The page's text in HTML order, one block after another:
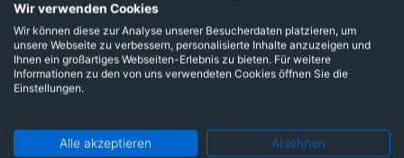
Wir verwenden Cookies
Wir können diese zur Analyse unserer Besucherdaten platzieren, um
unsere Webseite zu verbessern, personalisierte Inhalte anzuzeigen und
Ihnen ein großartiges Webseiten-Erlebnis zu bieten. Für weitere
Informationen zu den von uns verwendeten Cookies öffnen Sie die
Einstellungen.
Alle akzeptieren Ablehnen